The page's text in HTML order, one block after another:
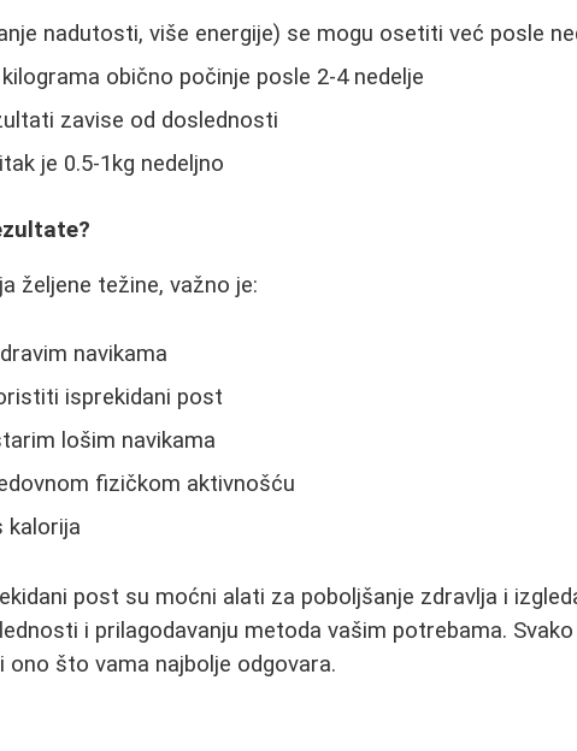
nadutosti, više energije) se mogu osetiti već posle
obično počinje posle 2-4 nedelje
zavise od doslednosti
je 0.5-1kg nedeljno
željene težine, važno je:
navikama
isprekidani post
lošim navikama
fizičkom aktivnošću
kalorija
post su moćni alati za poboljšanje zdravlja i
i prilagodavanju metoda vašim potrebama.
ono što vama najbolje odgovara.